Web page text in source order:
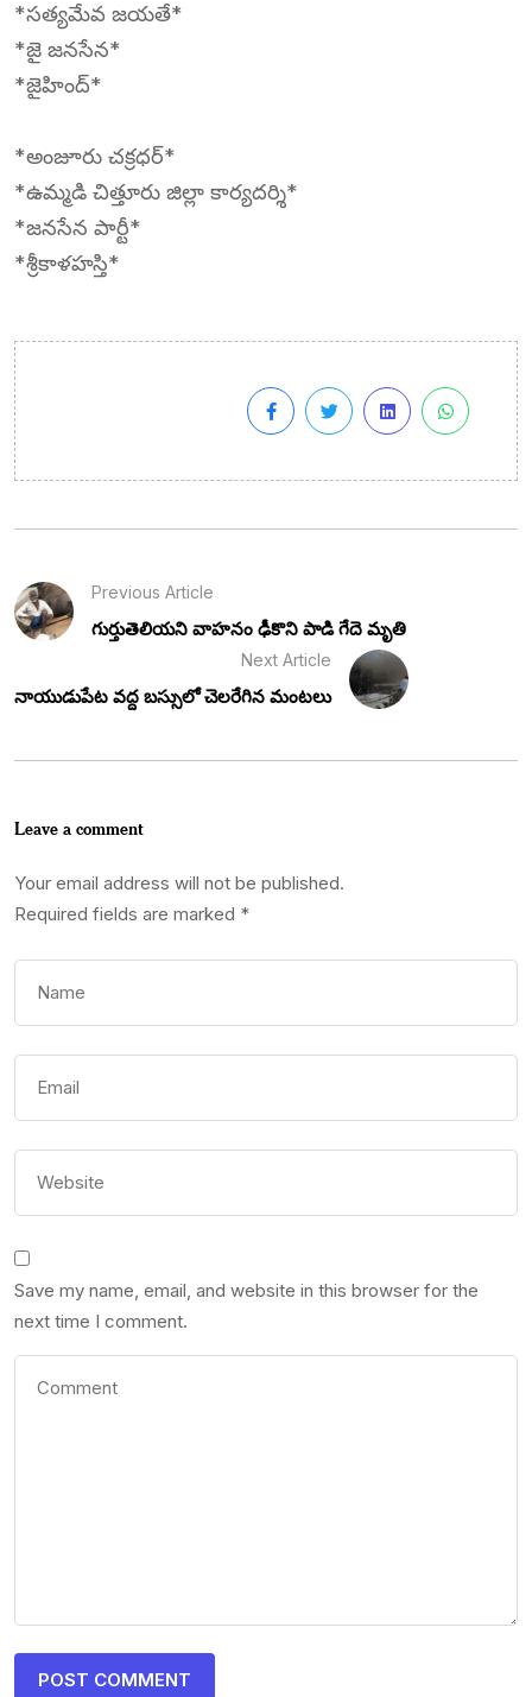
*సత్యమేవ జయతే*
*జై జనసేన*
*జైహింద్*
*అంజూరు చక్రధర్*
*ఉమ్మడి చిత్తూరు జిల్లా కార్యదర్శి*
*జనసేన పార్టీ*
*శ్రీకాళహస్తి*
Previous Article
గుర్తుతెలియని వాహనం ఢీకొని పాడి గేదె మృతి
Next Article
నాయుడుపేట వద్ద బస్సులో చెలరేగిన మంటలు
Leave a comment
Your email address will not be published.
Required fields are marked *
Save my name, email, and website in this browser for the
next time I comment.